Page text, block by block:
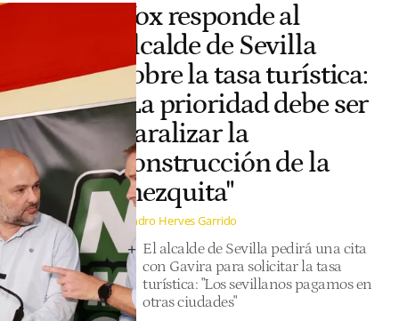
Vox responde al
alcalde de Sevilla
sobre la tasa turística:
"La prioridad debe ser
paralizar la
construcción de la
mezquita"
Sandro Herves Garrido
El alcalde de Sevilla pedirá una cita
con Gavira para solicitar la tasa
turística: "Los sevillanos pagamos en
otras ciudades"